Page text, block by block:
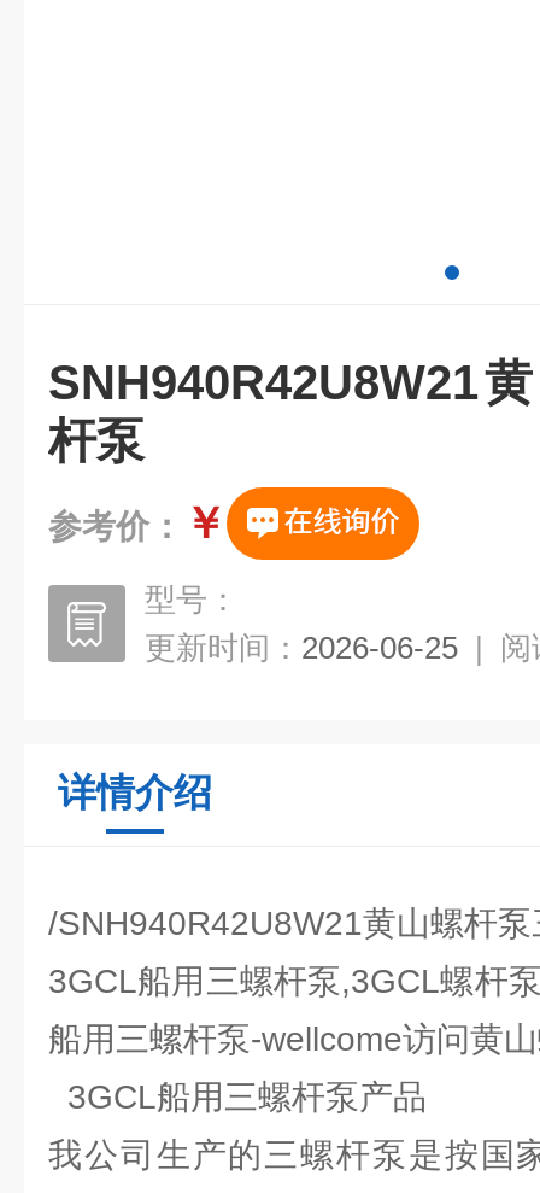
SNH940R42U8W21
杆泵
参考价： ￥
型号：
更新时间： 2026-06-25 | 阅
详情介绍
/SNH940R42U8W21黄山螺杆
3GCL船用三螺杆泵,3GCL螺杆
船用三螺杆泵-wellcome访问黄
3GCL船用三螺杆泵产品
我公司生产的三螺杆泵是按国